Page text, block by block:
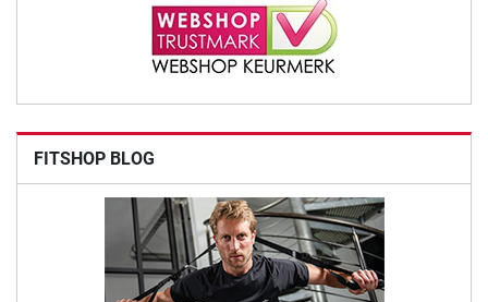
FITSHOP BLOG